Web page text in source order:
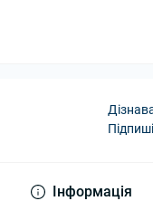
Інформація